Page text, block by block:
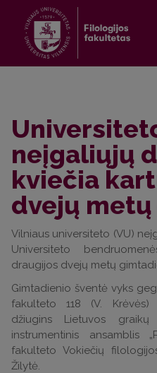
neįgaliųjų
kviečia
dvejų
Vilniaus universiteto (VU)
Universiteto
draugijos dvejų metų
Gimtadienio šventė vyks
fakulteto 118 (V.
džiugins Lietuvos graikų
instrumentinis ansamblis
fakulteto Vokiečių
Žilytė.